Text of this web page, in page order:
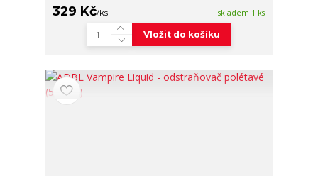
329 Kč/ks skladem 1 ks
Vložit do košíku